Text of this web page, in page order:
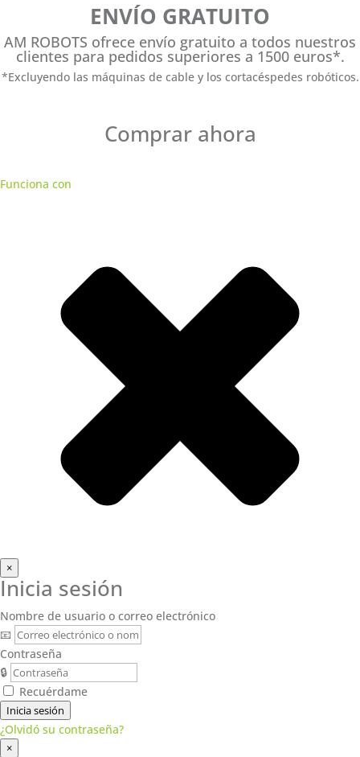
ENVÍO GRATUITO
AM ROBOTS ofrece envío gratuito a todos nuestros
clientes para pedidos superiores a 1500 euros*.
*Excluyendo las máquinas de cable y los cortacéspedes robóticos.
Comprar ahora
Funciona con
×
Inicia sesión
Nombre de usuario o correo electrónico
📧
Contraseña
🔒
Recuérdame
Inicia sesión
¿Olvidó su contraseña?
×